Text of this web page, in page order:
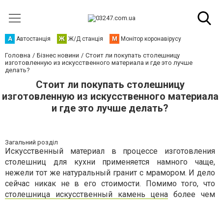
А Автостанція Ж Ж/Д станція М Монітор коронавірусу
Головна Бізнес новини
Стоит ли покупать столешницу
изготовленную из искусственного материала и где это лучше
делать?
Стоит ли покупать столешницу
изготовленную из искусственного материала
и где это лучше делать?
Загальний розділ
Искусственный материал в процессе изготовления
столешниц для кухни применяется намного чаще,
нежели тот же натуральный гранит с мрамором. И дело
сейчас никак не в его стоимости. Помимо того, что
столешница искусственный камень цена более чем